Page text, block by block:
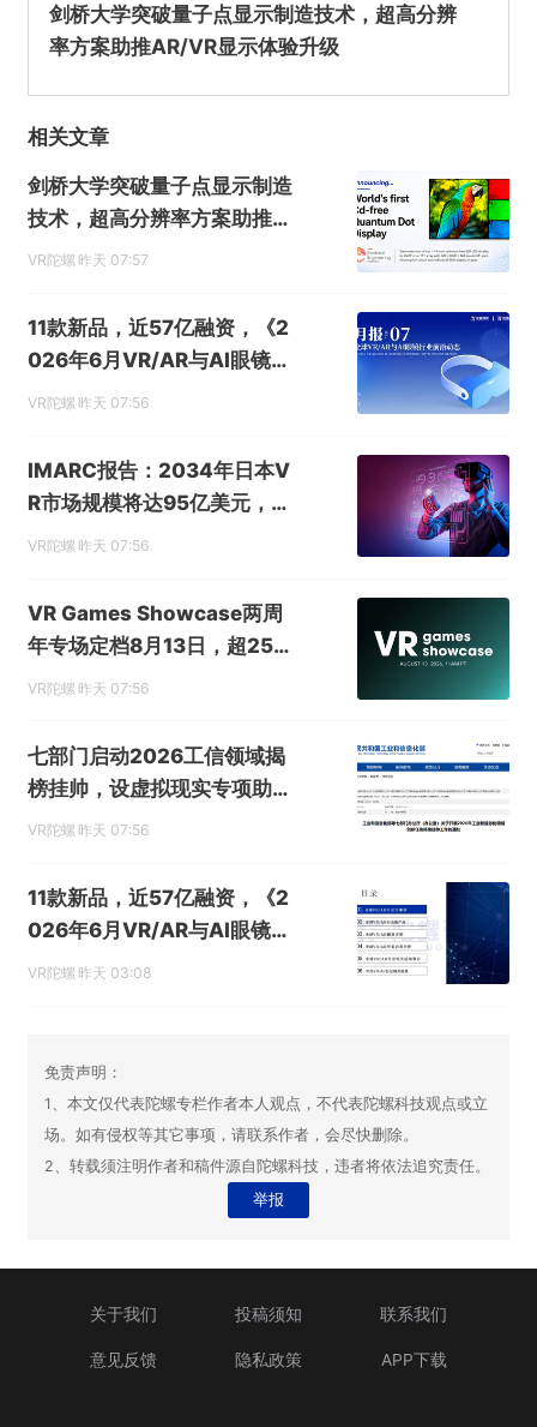
剑桥大学突破量子点显示制造技术，超高分辨
率方案助推AR/VR显示体验升级
相关文章
剑桥大学突破量子点显示制造
技术，超高分辨率方案助推A
R/VR显示体验升级
VR陀螺 昨天 07:57
11款新品，近57亿融资，《2
026年6月VR/AR与AI眼镜行
业月报》发布
VR陀螺 昨天 07:56
IMARC报告：2034年日本V
R市场规模将达95亿美元，年
复合增长率15.1%
VR陀螺 昨天 07:56
VR Games Showcase两周
年专场定档8月13日，超25款
VR游戏集中发布更新
VR陀螺 昨天 07:56
七部门启动2026工信领域揭
榜挂帅，设虚拟现实专项助推
XR产业升级
VR陀螺 昨天 07:56
11款新品，近57亿融资，《2
026年6月VR/AR与AI眼镜行
业月报》发布
VR陀螺 昨天 03:08
免责声明：
1、本文仅代表陀螺专栏作者本人观点，不代表陀螺科技观点或立
场。如有侵权等其它事项，请联系作者，会尽快删除。
2、转载须注明作者和稿件源自陀螺科技，违者将依法追究责任。
举报
关于我们 投稿须知 联系我们
意见反馈 隐私政策 APP下载